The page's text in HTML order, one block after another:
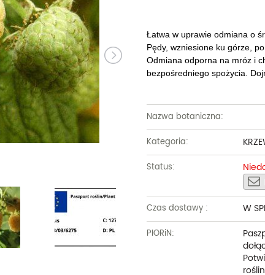
Truskawki i poziomki
Winogrona
Żurawiny
Pozostałe
Dęby
Glediczje
Głogi
Graby
Jabłonie ozdobne
Jarzębiny i jarząby
Wierzby
Wiśnie ozdobne
Złotokapy
Pozostałe
Forsycje
Hibiskusy
Hortensje
Jaśminowce
Kaliny
Krzewuszki
Łatwa w uprawie odmiana o
Pędy, wzniesione ku górze,
Odmiana odporna na mróz i
bezpośredniego spożycia.
Nazwa botaniczna:
Kategoria:
Status:
Czas dostawy : W
PIORiN: